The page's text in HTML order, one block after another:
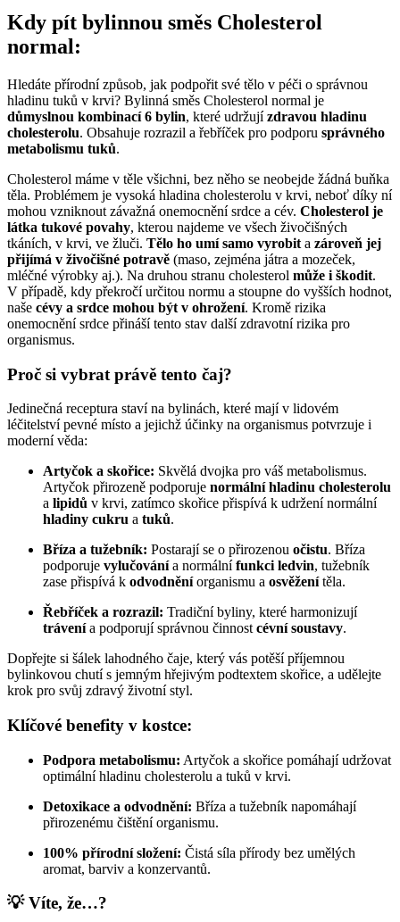
Kdy pít bylinnou směs Cholesterol
normal:
Hledáte přírodní způsob, jak podpořit své tělo v péči o správnou
hladinu tuků v krvi? Bylinná směs Cholesterol normal je
důmyslnou kombinací 6 bylin, které udržujízdravou hladinu
cholesterolu. Obsahuje rozrazil a řebříček pro podporu správného
metabolismu tuků.
Cholesterol máme v těle všichni, bez něho se neobejde žádná buňka
těla. Problémem je vysoká hladina cholesterolu v krvi, neboť díky ní
mohou vzniknout závažná onemocnění srdce a cév. Cholesterol je
látka tukové povahy, kterou najdeme ve všech živočišných
tkáních, v krvi, ve žluči. Tělo ho umí samo vyrobit a zároveň jej
přijímá v živočišné potravě (maso, zejména játra a mozeček,
mléčné výrobky aj.). Na druhou stranu cholesterol může i škodit.
V případě, kdy překročí určitou normu a stoupne do vyšších hodnot,
naše cévy a srdce mohou být v ohrožení. Kromě rizika
onemocnění srdce přináší tento stav další zdravotní rizika pro
organismus.
Proč si vybrat právě tento čaj?
Jedinečná receptura staví na bylinách, které mají v lidovém
léčitelství pevné místo a jejichž účinky na organismus potvrzuje i
moderní věda:
Artyčok a skořice: Skvělá dvojka pro váš metabolismus.
Artyčok přirozeně podporuje normální hladinu cholesterolu
a lipidů v krvi, zatímco skořice přispívá k udržení normální
hladiny cukru a tuků.
Bříza a tužebník: Postarají se o přirozenou očistu. Bříza
podporuje vylučovánía normálnífunkci ledvin, tužebník
zase přispívá k odvodněníorganismu a osvěženítěla.
Řebříček a rozrazil: Tradiční byliny, které harmonizují
trávenía podporují správnou činnost cévní soustavy.
Dopřejte si šálek lahodného čaje, který vás potěší příjemnou
bylinkovou chutí s jemným hřejivým podtextem skořice, a udělejte
krok pro svůj zdravý životní styl.
Klíčové benefity v kostce:
Podpora metabolismu: Artyčok a skořice pomáhají udržovat
optimální hladinu cholesterolu a tuků v krvi.
Detoxikace a odvodnění: Bříza a tužebník napomáhají
přirozenému čištění organismu.
100% přírodní složení: Čistá síla přírody bez umělých
aromat, barviv a konzervantů.
💡 Víte, že…?